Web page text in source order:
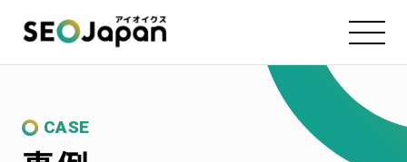
CASE